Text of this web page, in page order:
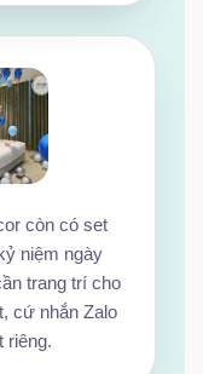
còn có set
niệm ngày
trang trí cho
cứ nhắn Zalo
riêng.